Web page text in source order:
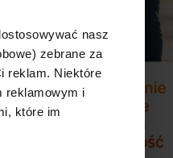
nasz
zebrane za
reklam. Niektóre
reklamowym i
które im